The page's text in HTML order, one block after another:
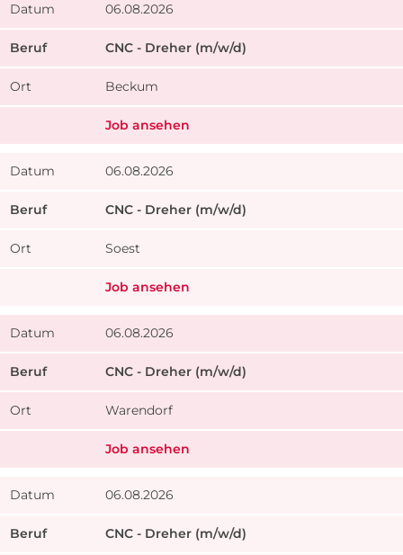
06.08.2026
CNC - Dreher (m/w/d)
Beckum
Job ansehen
06.08.2026
CNC - Dreher (m/w/d)
Soest
Job ansehen
06.08.2026
CNC - Dreher (m/w/d)
Warendorf
Job ansehen
06.08.2026
CNC - Dreher (m/w/d)